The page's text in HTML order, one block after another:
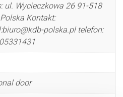
ul. Wycieczkowa 26 91-518
Kontakt:
polska.pl telefon:
door